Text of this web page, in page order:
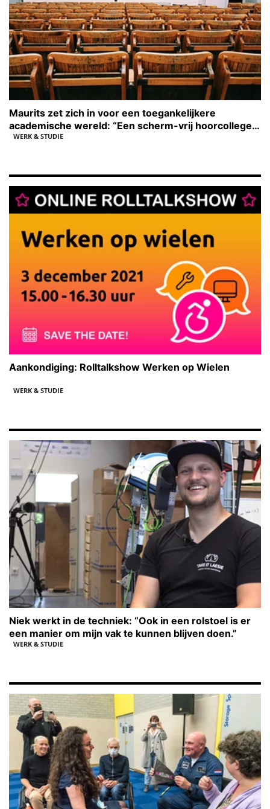
Maurits zet zich in voor een toegankelijkere
academische wereld: “Een scherm-vrij hoorcollege
is onmogelijk voor mij”
WERK & STUDIE
Aankondiging: Rolltalkshow Werken op Wielen
WERK & STUDIE
Niek werkt in de techniek: “Ook in een rolstoel is er
een manier om mijn vak te kunnen blijven doen.”
WERK & STUDIE